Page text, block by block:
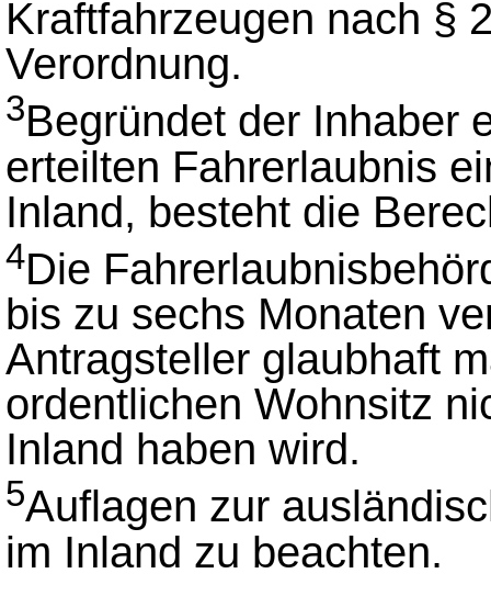
Kraftfahrzeugen nach §
Verordnung.
3Begründet der Inhaber
erteilten Fahrerlaubnis
Inland, besteht die
4Die
bis zu sechs Monaten
Antragsteller glaubhaft
ordentlichen Wohnsitz
Inland haben wird.
5Auflagen zur
im Inland zu beachten.